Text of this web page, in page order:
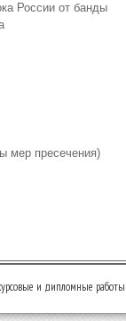
России от банды
мер пресечения)
и дипломные работы